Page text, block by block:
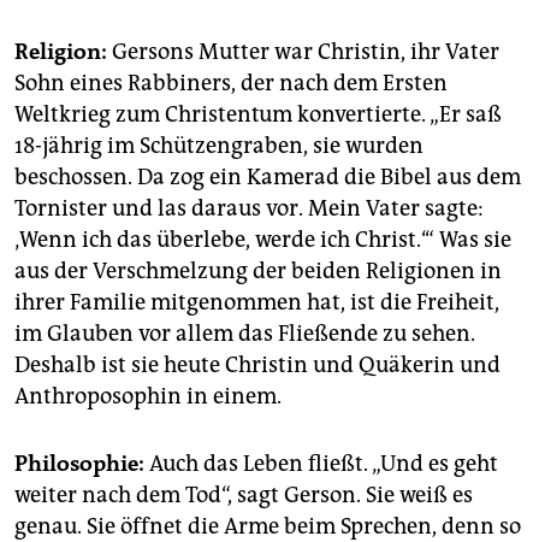
Religion: Gersons Mutter war Christin, ihr Vater
Sohn eines Rabbiners, der nach dem Ersten
Weltkrieg zum Christentum konvertierte. „Er saß
18-jährig im Schützengraben, sie wurden
beschossen. Da zog ein Kamerad die Bibel aus dem
Tornister und las daraus vor. Mein Vater sagte:
‚Wenn ich das überlebe, werde ich Christ.‘“ Was sie
aus der Verschmelzung der beiden Religionen in
ihrer Familie mitgenommen hat, ist die Freiheit,
im Glauben vor allem das Fließende zu sehen.
Deshalb ist sie heute Christin und Quäkerin und
Anthroposophin in einem.
Philosophie: Auch das Leben fließt. „Und es geht
weiter nach dem Tod“, sagt Gerson. Sie weiß es
genau. Sie öffnet die Arme beim Sprechen, denn so